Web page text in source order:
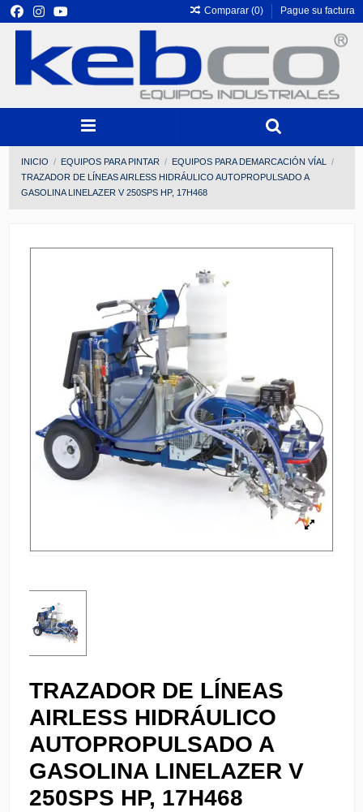
Comparar (0) Pague su factura
INICIO EQUIPOS PARA PINTAR
EQUIPOS PARA DEMARCACIÓN VÍAL
TRAZADOR DE LÍNEAS AIRLESS HIDRÁULICO AUTOPROPULSADO A
GASOLINA LINELAZER V 250SPS HP, 17H468
TRAZADOR DE LÍNEAS
AIRLESS HIDRÁULICO
AUTOPROPULSADO A
GASOLINA LINELAZER V
250SPS HP, 17H468